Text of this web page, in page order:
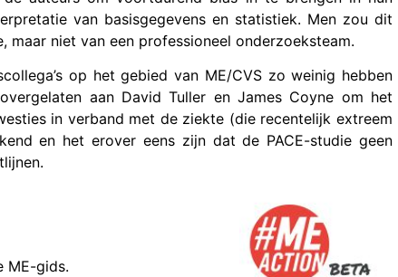
van basisgegevens en statistiek. Men zou dit
niet van een professioneel onderzoeksteam.
op het gebied van ME/CVS zo weinig hebben
aan David Tuller en James Coyne om het
in verband met de ziekte (die recentelijk extreem
en het erover eens zijn dat de PACE-studie geen
ME-gids.